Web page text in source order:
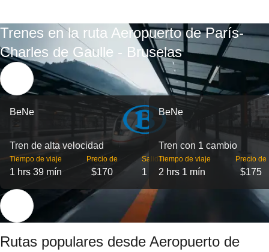
Trenes en la ruta Aeropuerto de París-
Charles de Gaulle - Bruselas
BeNe
Tren de alta velocidad
Tiempo de viaje
1 hrs 39 mín
Precio de
$170
Salidas
1
BeNe
Tren con 1 cambio
Tiempo de viaje
2 hrs 1 mín
Precio de
$175
Rutas populares desde Aeropuerto de